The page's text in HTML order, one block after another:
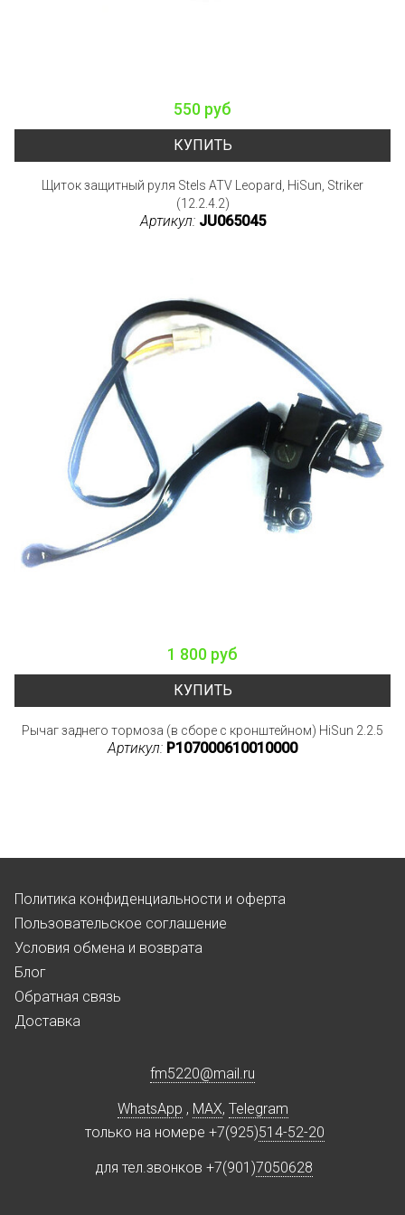
550 руб
КУПИТЬ
Щиток защитный руля Stels ATV Leopard, HiSun, Striker
(12.2.4.2)
Артикул: JU065045
1 800 руб
КУПИТЬ
Рычаг заднего тормоза (в сборе с кронштейном) HiSun 2.2.5
Артикул: P107000610010000
Политика конфиденциальности и оферта
Пользовательское соглашение
Условия обмена и возврата
Блог
Обратная связь
Доставка
fm5220@mail.ru
WhatsApp , MAX, Telegram
только на номере +7(925)514-52-20
для тел.звонков +7(901)7050628